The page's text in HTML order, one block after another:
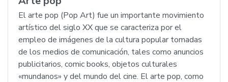
El arte pop (Pop Art) fue un importante movimiento
artístico del siglo XX que se caracteriza por el
empleo de imágenes de la cultura popular tomadas
de los medios de comunicación, tales como anuncios
publicitarios, comic books, objetos culturales
«mundanos» y del mundo del cine. El arte pop, como